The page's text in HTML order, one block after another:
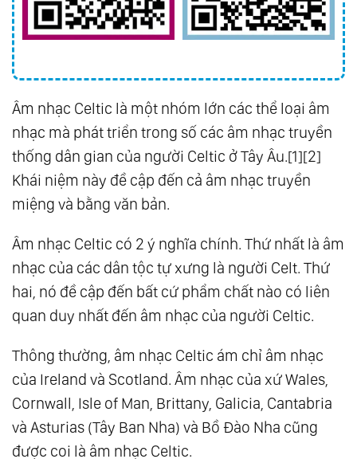
Âm nhạc Celtic là một nhóm lớn các thể loại âm
nhạc mà phát triển trong số các âm nhạc truyền
thống dân gian của người Celtic ở Tây Âu.[1][2]
Khái niệm này đề cập đến cả âm nhạc truyền
miệng và bằng văn bản.
Âm nhạc Celtic có 2 ý nghĩa chính. Thứ nhất là âm
nhạc của các dân tộc tự xưng là người Celt. Thứ
hai, nó đề cập đến bất cứ phẩm chất nào có liên
quan duy nhất đến âm nhạc của người Celtic.
Thông thường, âm nhạc Celtic ám chỉ âm nhạc
của Ireland và Scotland. Âm nhạc của xứ Wales,
Cornwall, Isle of Man, Brittany, Galicia, Cantabria
và Asturias (Tây Ban Nha) và Bồ Đào Nha cũng
được coi là âm nhạc Celtic.